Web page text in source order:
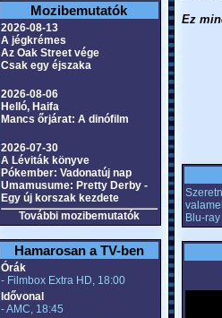
Mozibemutatók
2026-08-13
A jégkrémes
Az Oak Street vége
Csak egy éjszaka
2026-08-06
Helló, Haifa
Mancs őrjárat: A dinófilm
2026-07-30
A Léviták könyve
Pókember: Vadonatúj nap
Umamusume: Pretty Derby -
Egy új korszak kezdete
További mozibemutatók
Hamarosan a TV-ben
Órák
- Filmbox Extra HD, 18:00
Idővonal
- AMC, 18:45
Ez
Blu-